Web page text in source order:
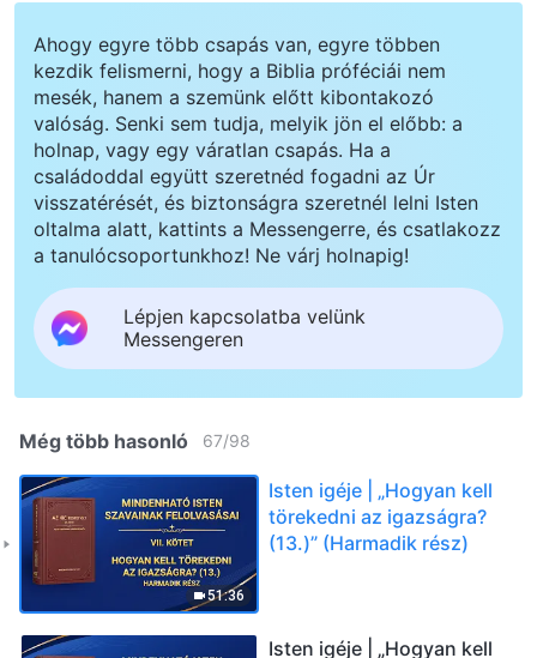
Ahogy egyre több csapás van, egyre többen
kezdik felismerni, hogy a Biblia próféciái nem
mesék, hanem a szemünk előtt kibontakozó
valóság. Senki sem tudja, melyik jön el előbb: a
holnap, vagy egy váratlan csapás. Ha a
családoddal együtt szeretnéd fogadni az Úr
visszatérését, és biztonságra szeretnél lelni Isten
oltalma alatt, kattints a Messengerre, és csatlakozz
a tanulócsoportunkhoz! Ne várj holnapig!
Lépjen kapcsolatba velünk
Messengeren
Még több hasonló 67/98
51:36
Isten igéje | „Hogyan kell
törekedni az igazságra?
(13.)” (Harmadik rész)
Isten igéje | „Hogyan kell